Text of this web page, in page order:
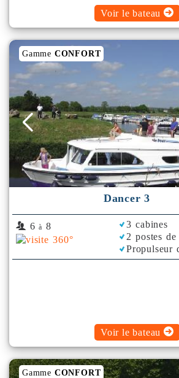
Voir le bateau
Gamme CONFORT
Dancer 3
6 à 8
3 cabines
2 postes
Propulseur
Voir le bateau
Gamme CONFORT